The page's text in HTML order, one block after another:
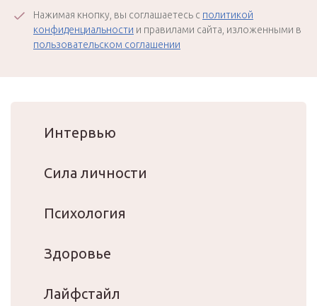
Нажимая кнопку, вы соглашаетесь с политикой
конфиденциальности и правилами сайта, изложенными в
пользовательском соглашении
Интервью
Сила личности
Психология
Здоровье
Лайфстайл